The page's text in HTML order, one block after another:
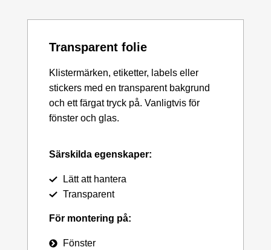
Transparent folie
Klistermärken, etiketter, labels eller
stickers med en transparent bakgrund
och ett färgat tryck på. Vanligtvis för
fönster och glas.
Särskilda egenskaper:
Lätt att hantera
Transparent
För montering på:
Fönster